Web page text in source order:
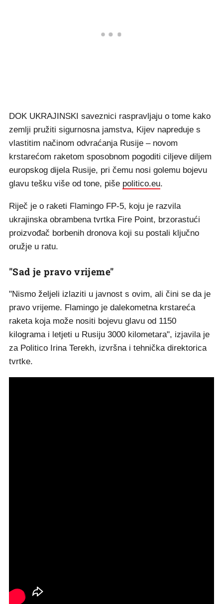
DOK UKRAJINSKI saveznici raspravljaju o tome kako
zemlji pružiti sigurnosna jamstva, Kijev napreduje s
vlastitim načinom odvraćanja Rusije – novom
krstarećom raketom sposobnom pogoditi ciljeve diljem
europskog dijela Rusije, pri čemu nosi golemu bojevu
glavu tešku više od tone, piše politico.eu.
Riječ je o raketi Flamingo FP-5, koju je razvila
ukrajinska obrambena tvrtka Fire Point, brzorastući
proizvođač borbenih dronova koji su postali ključno
oružje u ratu.
"Sad je pravo vrijeme"
"Nismo željeli izlaziti u javnost s ovim, ali čini se da je
pravo vrijeme. Flamingo je dalekometna krstareća
raketa koja može nositi bojevu glavu od 1150
kilograma i letjeti u Rusiju 3000 kilometara", izjavila je
za Politico Irina Terekh, izvršna i tehnička direktorica
tvrtke.